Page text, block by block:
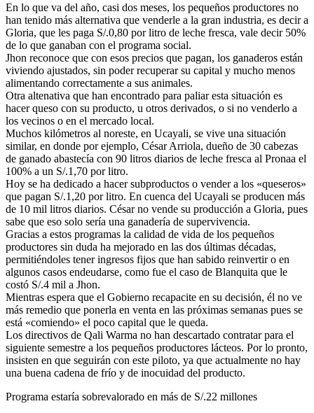
En lo que va del año, casi dos meses, los pequeños productores no
han tenido más alternativa que venderle a la gran industria, es decir a
Gloria, que les paga S/.0,80 por litro de leche fresca, vale decir 50%
de lo que ganaban con el programa social.
Jhon reconoce que con esos precios que pagan, los ganaderos están
viviendo ajustados, sin poder recuperar su capital y mucho menos
alimentando correctamente a sus animales.
Otra altenativa que han encontrado para paliar esta situación es
hacer queso con su producto, u otros derivados, o si no venderlo a
los vecinos o en el mercado local.
Muchos kilómetros al noreste, en Ucayali, se vive una situación
similar, en donde por ejemplo, César Arriola, dueño de 30 cabezas
de ganado abastecía con 90 litros diarios de leche fresca al Pronaa el
100% a un S/.1,70 por litro.
Hoy se ha dedicado a hacer subproductos o vender a los «queseros»
que pagan S/.1,20 por litro. En cuenca del Ucayali se producen más
de 10 mil litros diarios. César no vende su producción a Gloria, pues
sabe que eso solo sería una ganadería de supervivencia.
Gracias a estos programas la calidad de vida de los pequeños
productores sin duda ha mejorado en las dos últimas décadas,
permitiéndoles tener ingresos fijos que han sabido reinvertir o en
algunos casos endeudarse, como fue el caso de Blanquita que le
costó S/.4 mil a Jhon.
Mientras espera que el Gobierno recapacite en su decisión, él no ve
más remedio que ponerla en venta en las próximas semanas pues se
está «comiendo» el poco capital que le queda.
Los directivos de Qali Warma no han descartado contratar para el
siguiente semestre a los pequeños productores lácteos. Por lo pronto,
insisten en que seguirán con este piloto, ya que actualmente no hay
una buena cadena de frío y de inocuidad del producto.
Programa estaría sobrevalorado en más de S/.22 millones